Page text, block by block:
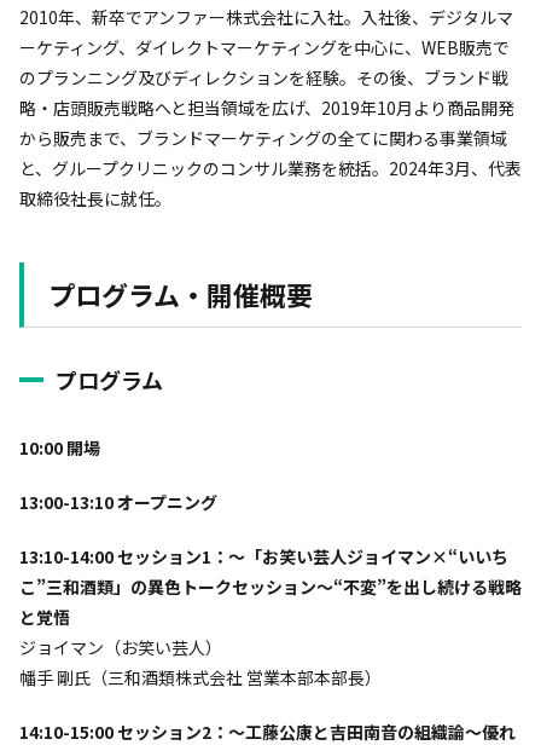
2010年、新卒でアンファー株式会社に入社。入社後、デジタルマ
ーケティング、ダイレクトマーケティングを中心に、WEB販売で
のプランニング及びディレクションを経験。その後、ブランド戦
略・店頭販売戦略へと担当領域を広げ、2019年10月より商品開発
から販売まで、ブランドマーケティングの全てに関わる事業領域
と、グループクリニックのコンサル業務を統括。2024年3月、代表
取締役社長に就任。
プログラム・開催概要
プログラム
10:00 開場
13:00-13:10 オープニング
13:10-14:00 セッション1：〜「お笑い芸人ジョイマン×“いいち
こ”三和酒類」の異色トークセッション〜“不変”を出し続ける戦略
と覚悟
ジョイマン（お笑い芸人）
幡手 剛氏（三和酒類株式会社 営業本部本部長）
14:10-15:00 セッション2：〜工藤公康と吉田南音の組織論〜優れ